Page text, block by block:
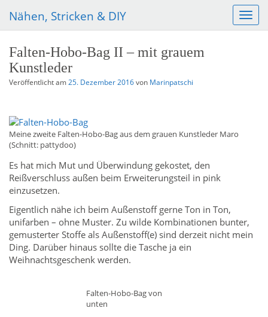
S
c
Nähen, Stricken & DIY
Falten-Hobo-Bag II – mit grauem
Kunstleder
Veröffentlicht am25. Dezember 2016von Marinpatschi
Meine zweite Falten-Hobo-Bag aus dem grauen Kunstleder Maro
(Schnitt: pattydoo)
Es hat mich Mut und Überwindung gekostet, den
Reißverschluss außen beim Erweiterungsteil in pink
einzusetzen.
Eigentlich nähe ich beim Außenstoff gerne Ton in Ton,
unifarben – ohne Muster. Zu wilde Kombinationen bunter,
gemusterter Stoffe als Außenstoff(e) sind derzeit nicht mein
Ding. Darüber hinaus sollte die Tasche ja ein
Weihnachtsgeschenk werden.
Falten-Hobo-Bag von
unten